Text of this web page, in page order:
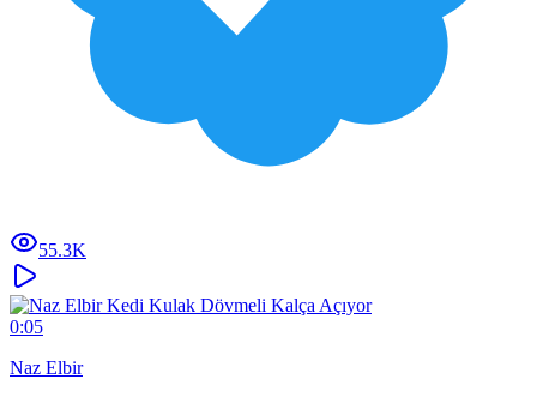
55.3K
0:05
Naz Elbir